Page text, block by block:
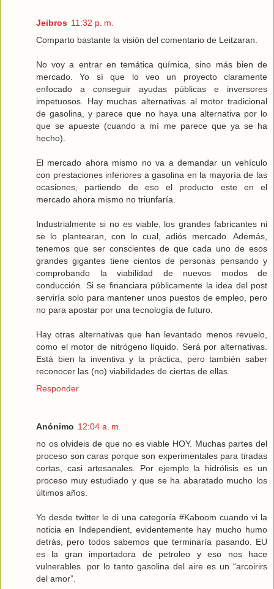
Jeibros 11:32 p. m.
Comparto bastante la visión del comentario de Leitzaran.
No voy a entrar en temática química, sino más bien de
mercado. Yo sí que lo veo un proyecto claramente
enfocado a conseguir ayudas públicas e inversores
impetuosos. Hay muchas alternativas al motor tradicional
de gasolina, y parece que no haya una alternativa por lo
que se apueste (cuando a mí me parece que ya se ha
hecho).
El mercado ahora mismo no va a demandar un vehículo
con prestaciones inferiores a gasolina en la mayoría de las
ocasiones, partiendo de eso el producto este en el
mercado ahora mismo no triunfaría.
Industrialmente si no es viable, los grandes fabricantes ni
se lo plantearan, con lo cual, adiós mercado. Además,
tenemos que ser conscientes de que cada uno de esos
grandes gigantes tiene cientos de personas pensando y
comprobando la viabilidad de nuevos modos de
conducción. Si se financiara públicamente la idea del post
serviría solo para mantener unos puestos de empleo, pero
no para apostar por una tecnología de futuro.
Hay otras alternativas que han levantado menos revuelo,
como el motor de nitrógeno líquido. Será por alternativas.
Está bien la inventiva y la práctica, pero también saber
reconocer las (no) viabilidades de ciertas de ellas.
Responder
Anónimo 12:04 a. m.
no os olvideis de que no es viable HOY. Muchas partes del
proceso son caras porque son experimentales para tiradas
cortas, casi artesanales. Por ejemplo la hidrólisis es un
proceso muy estudiado y que se ha abaratado mucho los
últimos años.
Yo desde twitter le di una categoría #Kaboom cuando vi la
noticia en Independient, evidentemente hay mucho humo
detrás, pero todos sabemos que terminaría pasando. EU
es la gran importadora de petroleo y eso nos hace
vulnerables. por lo tanto gasolina del aire es un “arcoirirs
del amor”.